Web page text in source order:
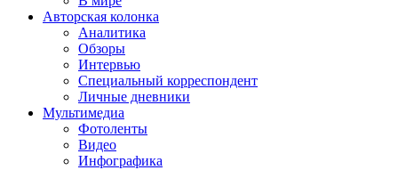
Авторская колонка
Аналитика
Обзоры
Интервью
Специальный корреспондент
Личные дневники
Мультимедиа
Фотоленты
Видео
Инфографика